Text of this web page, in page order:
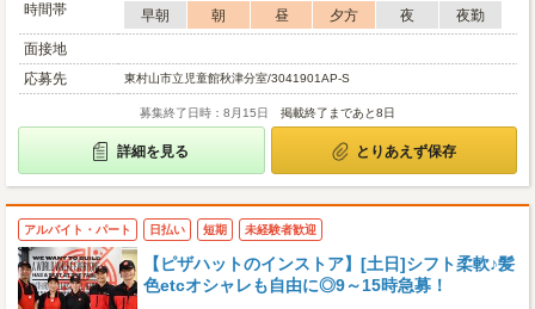
時間帯
早朝 朝 昼 夕方 夜
夜勤
面接地
応募先
東村山市立児童館秋津分室/3041901AP-S
募集終了日時：8月15日 掲載終了まであと8日
詳細を見る とりあえず保存
アルバイト・パート 日払い 短期 未経験者歓迎
【ピザハットのインストア】[土日]シフト柔軟♪髪
色etcオシャレも自由に◎9～15時急募！